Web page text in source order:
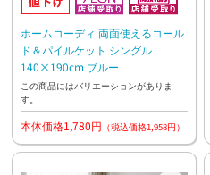
ホームコーディ 両面使えるコール
ド＆パイルケット シングル
140×190cm ブルー
この商品にはバリエーションがありま
す。
本体価格1,780円 （税込価格1,958円）